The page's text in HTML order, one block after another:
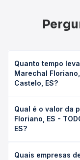
Quanto tempo
Marechal
Castelo, ES?
para Conceição do
podendo variar
(convencional,
Qual é o valor da
Floriano, ES -
ES?
- TODOS para
Quais empresas